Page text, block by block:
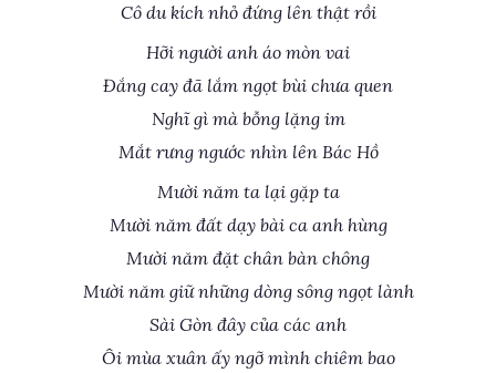
Cô du kích nhỏ đứng lên thật rồi
Hỡi người anh áo mòn vai
Đắng cay đã lắm ngọt bùi chưa quen
Nghĩ gì mà bỗng lặng im
Mắt rưng ngước nhìn lên Bác Hồ
Mười năm ta lại gặp ta
Mười năm đất dạy bài ca anh hùng
Mười năm đặt chân bàn chông
Mười năm giữ những dòng sông ngọt lành
Sài Gòn đây của các anh
Ôi mùa xuân ấy ngỡ mình chiêm bao